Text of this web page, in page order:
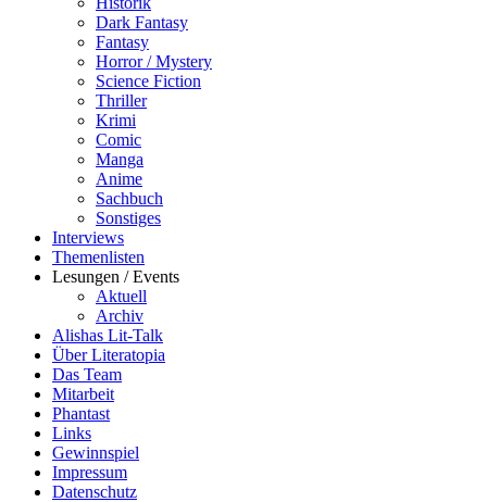
Dark Fantasy
Fantasy
Horror / Mystery
Science Fiction
Thriller
Krimi
Comic
Manga
Anime
Sachbuch
Sonstiges
Interviews
Themenlisten
Lesungen / Events
Aktuell
Archiv
Alishas Lit-Talk
Über Literatopia
Das Team
Mitarbeit
Phantast
Links
Gewinnspiel
Impressum
Datenschutz